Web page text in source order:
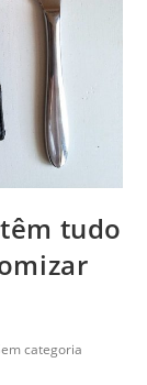
tudo
categoria